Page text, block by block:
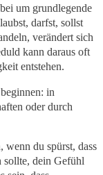
um grundlegende
darfst, sollst
verändert sich
kann daraus oft
entstehen.
in
oder durch
wenn du spürst, dass
sollte, dein Gefühl